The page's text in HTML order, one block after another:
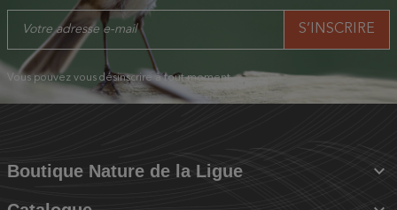
Vous pouvez vous désinscrire à tout moment.
Boutique Nature de la Ligue 